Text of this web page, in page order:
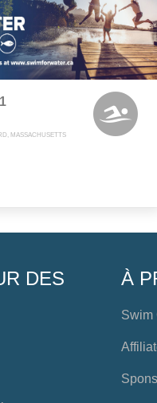
MASSACHUSETTS
DES
À
Swim